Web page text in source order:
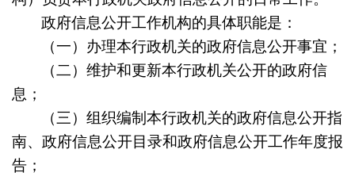
政府信息公开工作机构的具体职能是：
（一）办理本行政机关的政府信息公开事宜；
（二）维护和更新本行政机关公开的政府信
息；
（三）组织编制本行政机关的政府信息公开指
南、政府信息公开目录和政府信息公开工作年度报
告；